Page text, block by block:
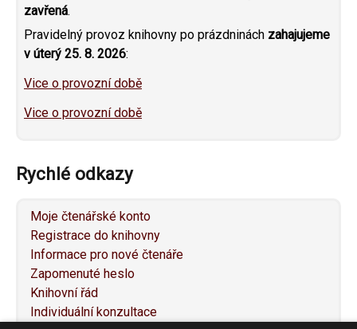
zavřená.
Pravidelný provoz knihovny po prázdninách zahajujeme
v úterý 25. 8. 2026:
Vice o provozní době
Vice o provozní době
Rychlé odkazy
Moje čtenářské konto
Registrace do knihovny
Informace pro nové čtenáře
Zapomenuté heslo
Knihovní řád
Individuální konzultace